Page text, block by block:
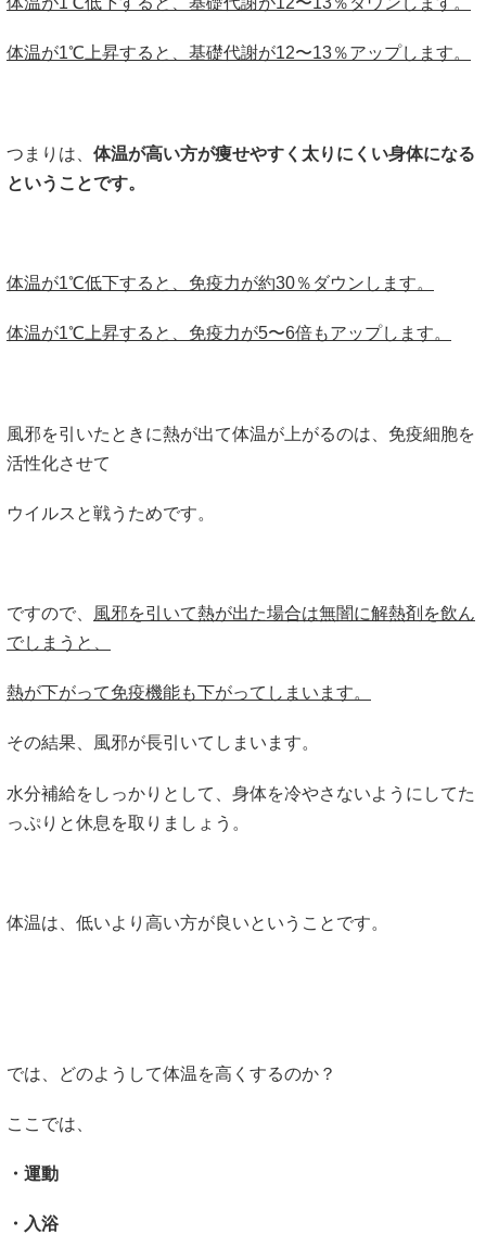
体温が1℃上昇すると、基礎代謝が12〜13％アップします。
つまりは、 体温が高い方が痩せやすく太りにくい身体になる
ということです。
体温が1℃低下すると、免疫力が約30％ダウンします。
体温が1℃上昇すると、免疫力が5〜6倍もアップします。
風邪を引いたときに熱が出て体温が上がるのは、免疫細胞を
活性化させて
ウイルスと戦うためです。
ですので、
風邪を引いて熱が出た場合は無闇に解熱剤を飲ん
でしまうと、
熱が下がって免疫機能も下がってしまいます。
その結果、風邪が長引いてしまいます。
水分補給をしっかりとして、身体を冷やさないようにしてた
っぷりと休息を取りましょう。
体温は、低いより高い方が良いということです。
では、どのようして体温を高くするのか？
ここでは、
・運動
・入浴